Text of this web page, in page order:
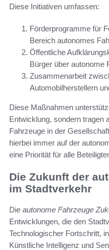
Diese Initiativen umfassen:
Förderprogramme für
Bereich autonomes
Öffentliche
Bürger über autonome
Zusammenarbeit
Automobilherstellern
Diese Maßnahmen
Entwicklung, sondern tragen
Fahrzeuge in der
hierbei immer auf der
eine Priorität für alle
Die Zukunft der
im Stadtverkehr
Die autonome Fahrzeuge
Entwicklungen, die den
Technologischer Fortschritt,
Künstliche Intelligenz und